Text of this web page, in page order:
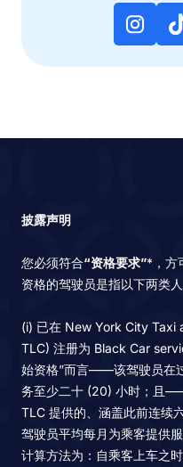
披露声明
您必须符合“资格要求”*，方
资格的驾驶员是指以下两类人
(i) 已在 New York City Taxi
TLC) 注册为 Black Car
始资格”而言——该驾驶员在
务至少二十 (20) 小时；且
TLC 提供的、涵盖此前连续
驾驶员平均每月为乘客提供
计算方法为：自乘客上车之